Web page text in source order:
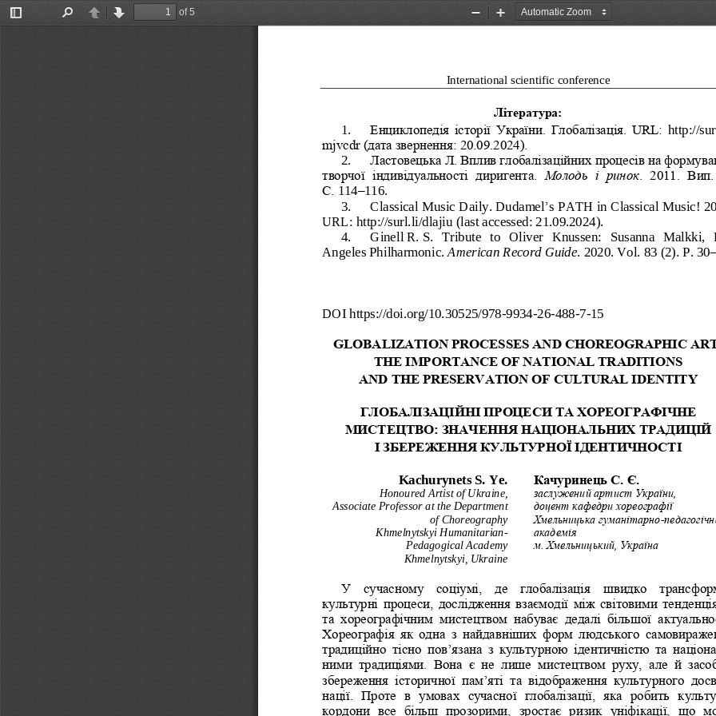
Toggle
PreviousNext
of 5
Zoom
Zoom
International scientific conference
Література:
1. Енциклопедія історії України. Глобалізація. URL: http://
mjvcdr (дата звернення: 20.09.2024).
2.
Ластовецька Л. Вплив глобалізаційних процесів на
творчої  індивідуальності  диригента. Молодь  і  ринок.  2011.  Вип.
С. 114–116.
3.
Classical Music Daily. Dudamel’s PATH in Classical Music!
URL: http://surl.li/dlajiu (last accessed: 21.09.2024).
4.
Ginell R.
S.   Tribute   to   Oliver   Knussen:   Susanna   Malkki,
Angeles Philharmonic. American Record Guide. 2020. Vol 83 (2). P 30
DOI https://doi.org/10.30525/978-9934-26-488-7-15
GLOBALIZATION PROCESSES AND CHOREOGRAPHIC
THE IMPORTANCE OF NATIONAL TRADITIONS
AND THE PRESERVATION OF CULTURAL IDENTITY
ГЛОБАЛІЗАЦІЙНІ ПРОЦЕСИ ТА ХОРЕОГРАФІЧНЕ
МИСТЕЦТВО: ЗНАЧЕННЯ НАЦІОНАЛЬНИХ ТРАДИЦІЙ
І ЗБЕРЕЖЕННЯ КУЛЬТУРНОЇ ІДЕНТИЧНОСТІ
Kachurynets S. Ye.
Honoured Artist of Ukraine,
Associate Professor at the Department
of Choreography
Khmelnytskyi Humanitarian-
Pedagogical Academy
Khmelnytskyi, Ukraine
Качуринець С. Є.
заслужений артист України,
доцент кафедри хореографії
Хмельницька гуманітарно-
академія
м. Хмельницький, Україна
У  сучасному
соціумі,  де  глобалізація  швидко
культурні процеси, дослідження взаємодії між світовими
та  хореографічним  мистецтвом  набуває  дедалі  більшої
Хореографія  як  одна  з  найдавніших  форм  людського
традиційно  тісно пов’язана  з  культурною  ідентичністю  та
ними  традиціями.  Вона  є  не  лише  мистецтвом  руху,  але  й
збереження  історичної  пам’яті  та  відображення  культурного
нації.  Проте  в  умовах  сучасної  глобалізації,  яка  робить
кордони  все  більш  прозорими,  зростає  ризик  уніфікації,  що